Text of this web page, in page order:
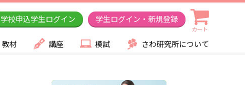
学校申込学生ログイン 学生ログイン・新規登録
カート
教材 講座 模試 さわ研究所について